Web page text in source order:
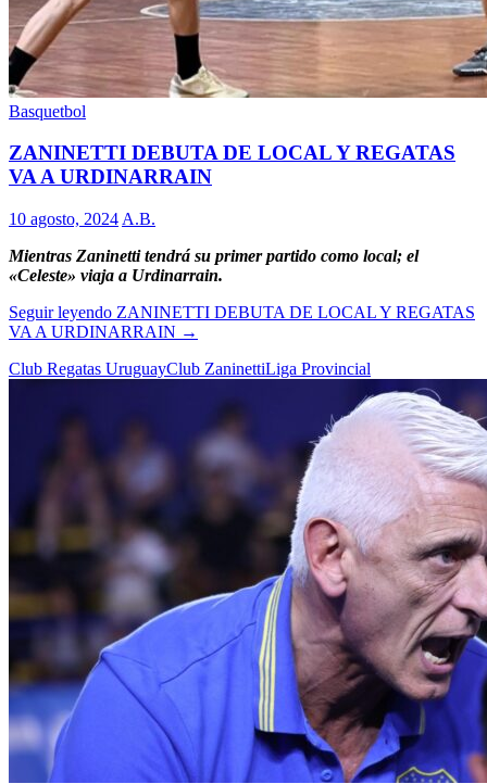
Basquetbol
ZANINETTI DEBUTA DE LOCAL Y REGATAS
VA A URDINARRAIN
10 agosto, 2024 A.B.
Mientras Zaninetti tendrá su primer partido como local; el
«Celeste» viaja a Urdinarrain.
Seguir leyendo ZANINETTI DEBUTA DE LOCAL Y REGATAS
VA A URDINARRAIN →
Club Regatas UruguayClub ZaninettiLiga Provincial